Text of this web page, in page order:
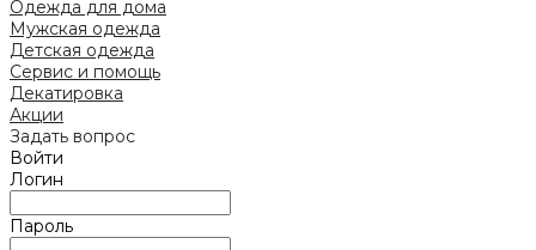
Одежда для дома
Мужская одежда
Детская одежда
Сервис и помощь
Декатировка
Акции
Задать вопрос
Войти
Логин
Пароль